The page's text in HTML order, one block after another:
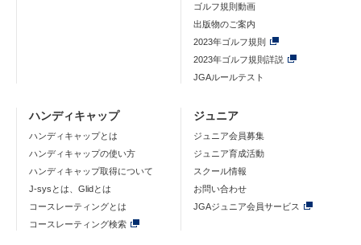
ゴルフ規則動画
出版物のご案内
2023年ゴルフ規則
2023年ゴルフ規則詳説
JGAルールテスト
ハンディキャップ
ハンディキャップとは
ハンディキャップの使い方
ハンディキャップ取得について
J-sysとは、Glidとは
コースレーティングとは
コースレーティング検索
ジュニア
ジュニア会員募集
ジュニア育成活動
スクール情報
お問い合わせ
JGAジュニア会員サービス